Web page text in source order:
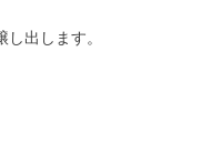
出します。